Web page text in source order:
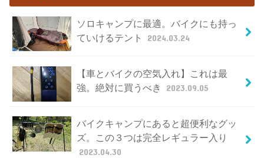
ソロキャンプに最適。バイクにも持っ
ていけるテント
2024.03.24
【車とバイクの空気入れ】これは最
強。絶対に買うべき
2023.09.05
バイクキャンプにあると超便利なグッ
ズ。この３つは完全レギュラー入り
2023.04.30